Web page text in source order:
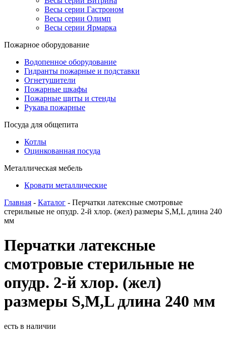
Весы серии Гастроном
Весы серии Олимп
Весы серии Ярмарка
Пожарное оборудование
Водопенное оборудование
Гидранты пожарные и подставки
Огнетушители
Пожарные шкафы
Пожарные щиты и стенды
Рукава пожарные
Посуда для общепита
Котлы
Оцинкованная посуда
Металлическая мебель
Кровати металлические
Главная - Каталог - Перчатки латексные смотровые
стерильные не опудр. 2-й хлор. (жел) размеры S,M,L длина 240
мм
Перчатки латексные
смотровые стерильные не
опудр. 2-й хлор. (жел)
размеры S,M,L длина 240 мм
есть в наличии